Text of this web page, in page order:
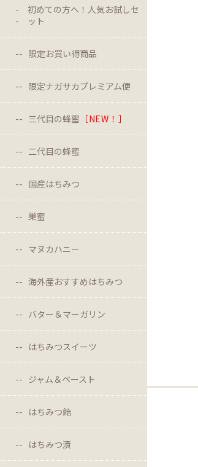
初めての方へ！人気お試しセ
ット
限定お買い得商品
限定ナガサカプレミアム便
三代目の蜂蜜 ［NEW！］
二代目の蜂蜜
国産はちみつ
巣蜜
マヌカハニー
海外産おすすめはちみつ
バター＆マーガリン
はちみつスイーツ
ジャム＆ペースト
はちみつ飴
はちみつ漬